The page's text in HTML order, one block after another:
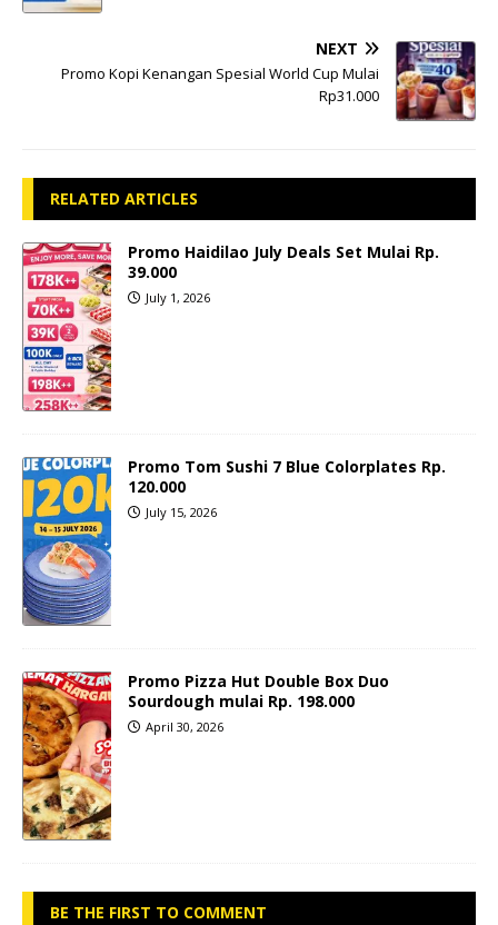
NEXT
Promo Kopi Kenangan Spesial World Cup Mulai
Rp31.000
RELATED ARTICLES
Promo Haidilao July Deals Set Mulai Rp.
39.000
July 1, 2026
Promo Tom Sushi 7 Blue Colorplates Rp.
120.000
July 15, 2026
Promo Pizza Hut Double Box Duo
Sourdough mulai Rp. 198.000
April 30, 2026
BE THE FIRST TO COMMENT